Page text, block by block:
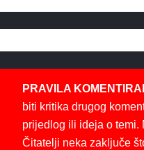
PRAVILA
biti kritika drugog
prijedlog ili ideja o temi.
Čitatelji neka zaključe